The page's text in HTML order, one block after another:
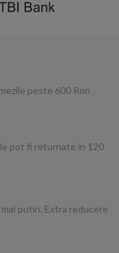
peste 600 Ron
pot fi returnate in 120
putin. Extra reducere